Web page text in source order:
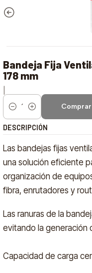
Bandeja Fija
178 mm
Cantidad
DESCRIPCIÓN
Las bandejas fijas
una solución eficiente
organización de
fibra, enrutadores y
Las ranuras de la
evitando la generación
Capacidad de carga